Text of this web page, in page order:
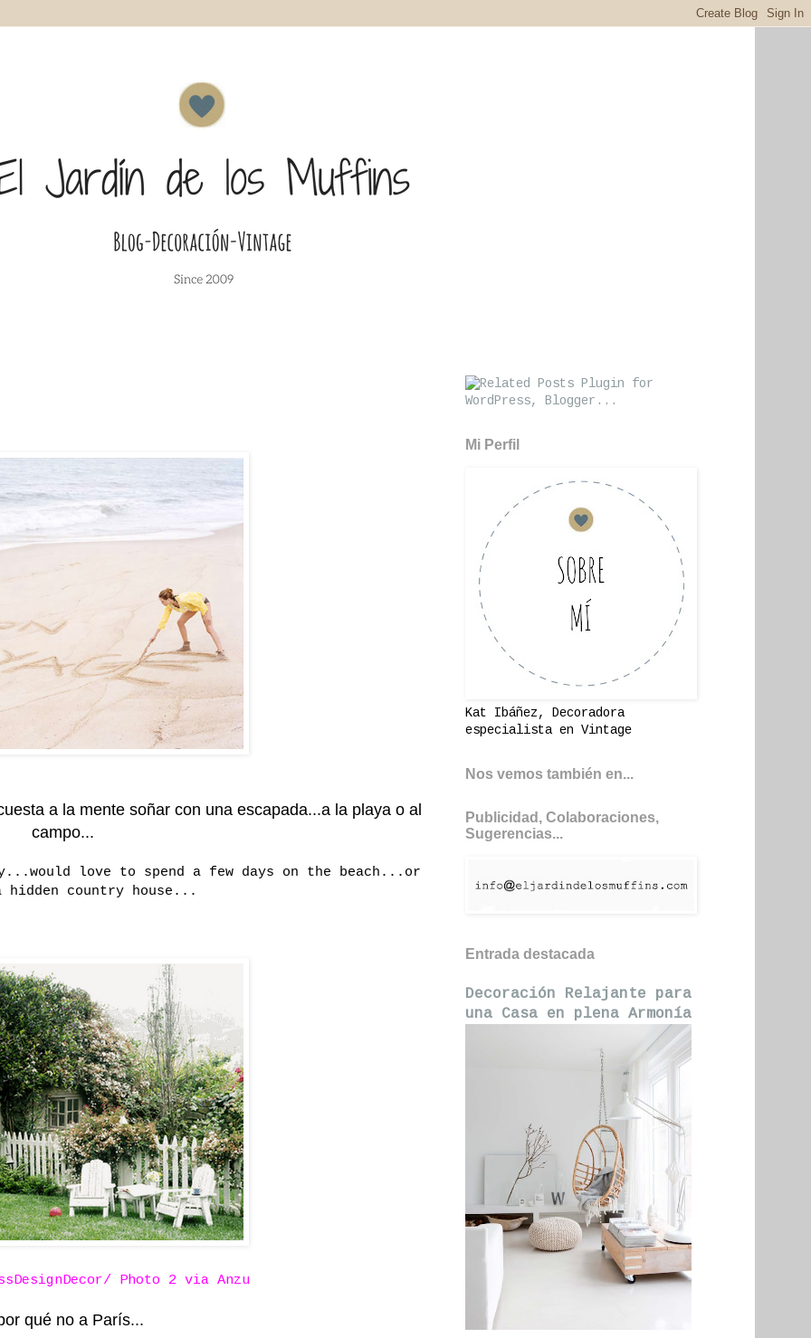
a la mente soñar con una escapada...a la playa o al
campo...
love to spend a few days on the beach...or
hidden country house...
/ Photo 2 via Anzu
qué no a París...
Mi Perfil
Kat Ibáñez, Decoradora
especialista en Vintage
Nos vemos también en...
Publicidad, Colaboraciones,
Sugerencias...
Entrada destacada
Decoración Relajante para
una Casa en plena Armonía